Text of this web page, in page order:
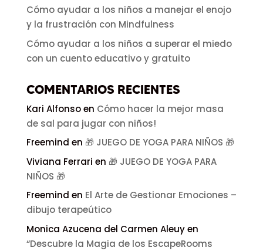
Cómo ayudar a los niños a manejar el enojo
y la frustración con Mindfulness
Cómo ayudar a los niños a superar el miedo
con un cuento educativo y gratuito
COMENTARIOS RECIENTES
Kari Alfonsoen Cómo hacer la mejor masa
de sal para jugar con niños!
Freemind en 🎁 JUEGO DE YOGA PARA NIÑOS 🎁
Viviana Ferrari en 🎁 JUEGO DE YOGA PARA
NIÑOS 🎁
Freemind en El Arte de Gestionar Emociones –
dibujo terapeútico
Monica Azucena del Carmen Aleuyen
“Descubre la Magia de los EscapeRooms